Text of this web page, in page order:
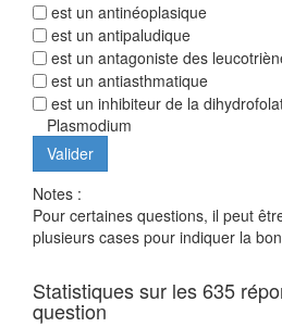
est un antinéoplasique
est un antipaludique
est un antagoniste des
est un antiasthmatique
est un inhibiteur de la
Plasmodium
Notes :
Pour certaines questions, il peut
plusieurs cases pour indiquer la
Statistiques sur les 635
question